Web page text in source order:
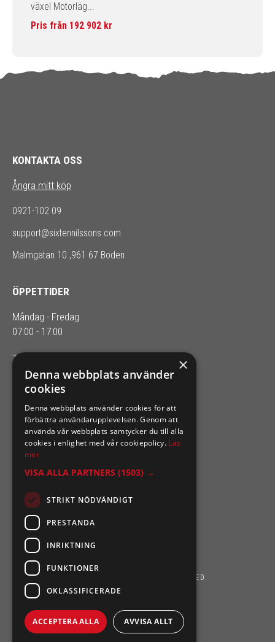
växel Motorläg...
Pris från 192 902 kr
KONTAKTA OSS
Ångra mitt köp
0921-102 09
support@sixtennilssons.com
Malmgatan 10 ,961 67 Boden
ÖPPETTIDER
Måndag - Fredag
07:00 - 17:00
Telefontider: 08.00-16.00
SIXTEN NILSSONS
Organisationsnummer 556164-2652
SIXTEN NILSSONS 2026. ALL RIGHTS RESERVED.
POWERED BY EMPORI CMS
×
Denna webbplats använder
cookies
Denna webbplats använder cookies för att
förbättra användarupplevelsen. Genom att
använda vår webbplats samtycker du till alla
cookies i enlighet med vår cookiepolicy. Läs
mer
VISA ALLA PARTNERS (1503) →
STRIKT NÖDVÄNDIGT
PRESTANDA
INRIKTNING
FUNKTIONER
OKLASSIFICERADE
ACCEPTERA ALLA AVVISA ALLT